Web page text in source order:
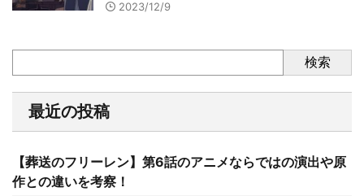
2023/12/9
検索
最近の投稿
【葬送のフリーレン】第6話のアニメならではの演出や原
作との違いを考察！